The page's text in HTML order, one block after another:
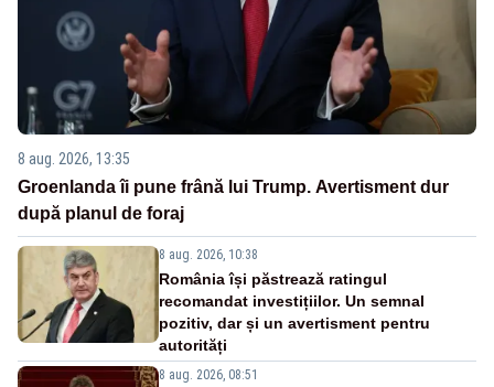
8 aug. 2026, 13:35
Groenlanda îi pune frână lui Trump. Avertisment dur
după planul de foraj
8 aug. 2026, 10:38
România își păstrează ratingul
recomandat investițiilor. Un semnal
pozitiv, dar și un avertisment pentru
autorități
8 aug. 2026, 08:51